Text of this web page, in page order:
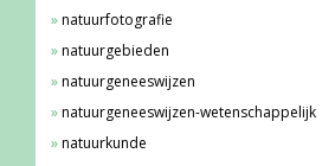
natuurfotografie
natuurgebieden
natuurgeneeswijzen
natuurgeneeswijzen-wetenschappelijk
natuurkunde